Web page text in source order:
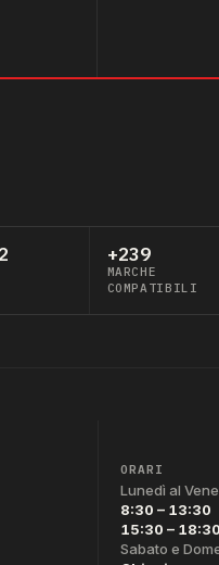
+239
MARCHE
COMPATIBILI
ORARI
Lunedì al
8:30 – 13:30
15:30 – 18:30
Sabato e